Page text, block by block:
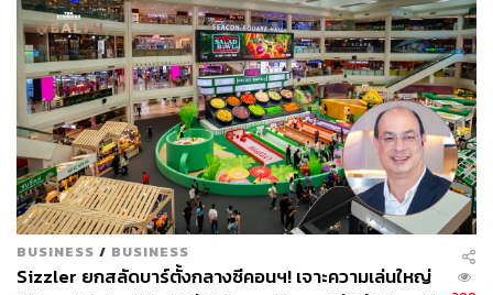
ผ่านแอปพลิเคชันต่างๆ ที่คุณสะดวกหรือใช้งานอยู่แล้วได้เลย
TAGS: ณัฐ วงศ์พานิช
Central Restaurants Group (CRG)
CRG
ร้านอาหาร ชาบู
ธุรกิจร้านอาหาร
บริษัท เซ็นทรัล เรสตอรองส์ กรุ๊ป จำกัด
BUSINESS / BUSINESS
Sizzler ยกสลัดบาร์ตั้งกลางซีคอนฯ! เจาะความเล่นใหญ่